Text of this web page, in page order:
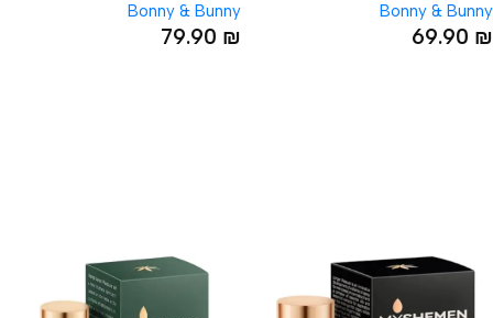
Bonny & Bunny
69.90 ₪
Bonny & Bunny
79.90 ₪